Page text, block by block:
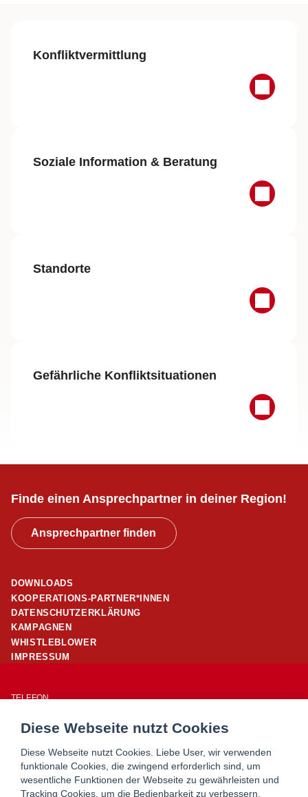
Konfliktvermittlung
Soziale Information & Beratung
Standorte
Gefährliche Konfliktsituationen
Finde einen Ansprechpartner in deiner Region!
Ansprechpartner finden
DOWNLOADS
KOOPERATIONS-PARTNER*INNEN
DATENSCHUTZERKLÄRUNG
KAMPAGNEN
WHISTLEBLOWER
IMPRESSUM
TELEFON
E-MAIL
WOHNSERVICE WIEN
Diese Webseite nutzt Cookies
Diese Webseite nutzt Cookies. Liebe User, wir verwenden
funktionale Cookies, die zwingend erforderlich sind, um
wesentliche Funktionen der Webseite zu gewährleisten und
Tracking Cookies, um die Bedienbarkeit zu verbessern.